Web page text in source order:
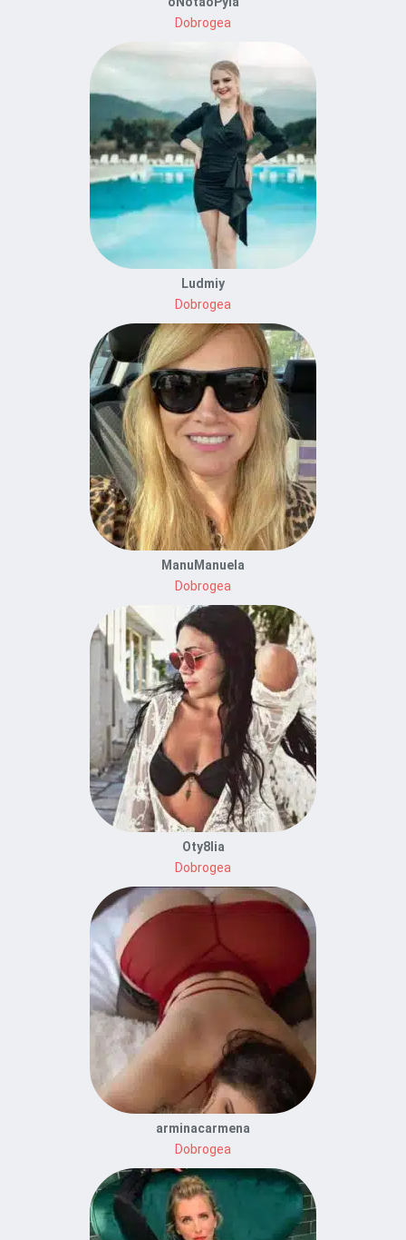
Dobrogea
Ludmiy
Dobrogea
ManuManuela
Dobrogea
Oty8lia
Dobrogea
arminacarmena
Dobrogea